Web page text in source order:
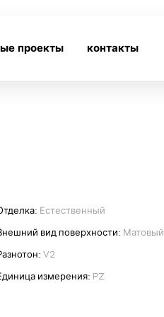
проекты контакты
Естественный
вид поверхности: Матовый
V2
измерения: PZ